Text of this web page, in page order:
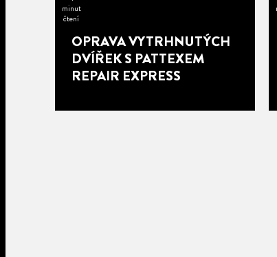
minut
čtení
OPRAVA VYTRHNUTÝCH
DVÍŘEK S PATTEXEM
REPAIR EXPRESS